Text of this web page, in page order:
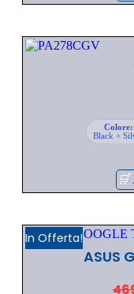
Colore:
Black +
In Offerta!
ASUS